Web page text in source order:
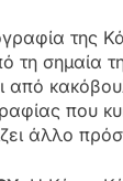
της
τη σημαία
από
που
άλλο